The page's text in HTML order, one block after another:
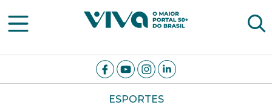
Viva Notícias
ESPORTES